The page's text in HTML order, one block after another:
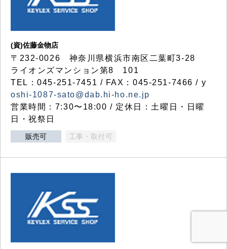
(資)佐藤金物店
〒232-0026 神奈川県横浜市南区二葉町3-28
ライオンズマンション第8 101
TEL：045-251-7451 / FAX：045-251-7466 / y
oshi-1087-sato@dab.hi-ho.ne.jp
営業時間：7:30〜18:00 / 定休日：土曜日・日曜
日・祝祭日
販売可 工事・取付可